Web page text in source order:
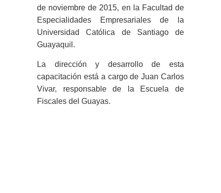
de noviembre de 2015, en la Facultad de
Especialidades Empresariales de la
Universidad Católica de Santiago de
Guayaquil.
La dirección y desarrollo de esta
capacitación está a cargo de Juan Carlos
Vivar, responsable de la Escuela de
Fiscales del Guayas.